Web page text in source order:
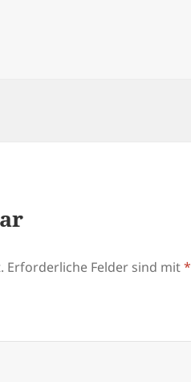
Erforderliche Felder sind mit*